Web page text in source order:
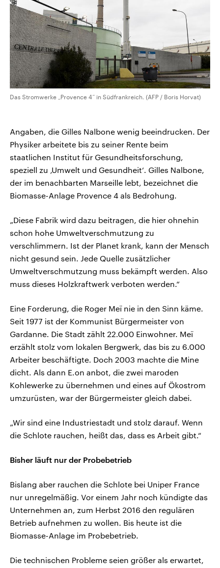
Das Stromwerke „Provence 4“ in Südfrankreich. (AFP / Boris Horvat)
Angaben, die Gilles Nalbone wenig beeindrucken. Der
Physiker arbeitete bis zu seiner Rente beim
staatlichen Institut für Gesundheitsforschung,
speziell zu ‚Umwelt und Gesundheit‘. Gilles Nalbone,
der im benachbarten Marseille lebt, bezeichnet die
Biomasse-Anlage Provence 4 als Bedrohung.
„Diese Fabrik wird dazu beitragen, die hier ohnehin
schon hohe Umweltverschmutzung zu
verschlimmern. Ist der Planet krank, kann der Mensch
nicht gesund sein. Jede Quelle zusätzlicher
Umweltverschmutzung muss bekämpft werden. Also
muss dieses Holzkraftwerk verboten werden.“
Eine Forderung, die Roger Meï nie in den Sinn käme.
Seit 1977 ist der Kommunist Bürgermeister von
Gardanne. Die Stadt zählt 22.000 Einwohner. Meï
erzählt stolz vom lokalen Bergwerk, das bis zu 6.000
Arbeiter beschäftigte. Doch 2003 machte die Mine
dicht. Als dann E.on anbot, die zwei maroden
Kohlewerke zu übernehmen und eines auf Ökostrom
umzurüsten, war der Bürgermeister gleich dabei.
„Wir sind eine Industriestadt und stolz darauf. Wenn
die Schlote rauchen, heißt das, dass es Arbeit gibt.“
Bisher läuft nur der Probebetrieb
Bislang aber rauchen die Schlote bei Uniper France
nur unregelmäßig. Vor einem Jahr noch kündigte das
Unternehmen an, zum Herbst 2016 den regulären
Betrieb aufnehmen zu wollen. Bis heute ist die
Biomasse-Anlage im Probebetrieb.
Die technischen Probleme seien größer als erwartet,